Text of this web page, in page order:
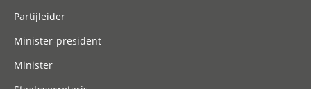
Partijleider
Minister-president
Minister